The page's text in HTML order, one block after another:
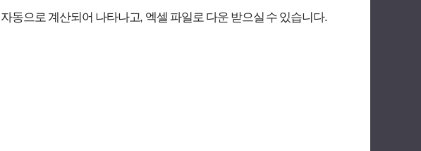
동으로 계산되어 나타나고, 엑셀 파일로 다운 받으실 수 있습니다.